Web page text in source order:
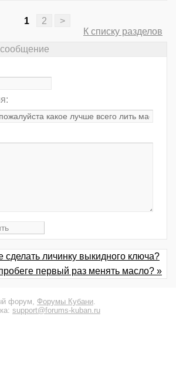
1
2
>
К списку разделов
сделать личинку выкидного ключа?
первый раз менять масло? »
форум, Форумы Кубани.
support@forums-kuban.ru